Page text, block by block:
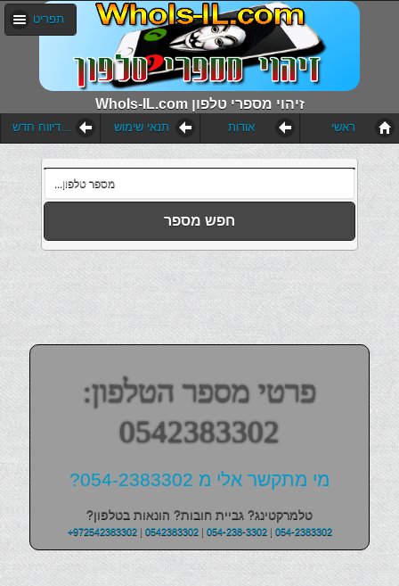
WhoIs-IL.com זיהוי מספרי טלפון
תפריט
הוסף דיווח חדש תנאי שימוש אודות ראשי
חפש מספר
פרטי מספר הטלפון:
0542383302
מי מתקשר אלי מ 054-2383302?
טלמרקטינג? גביית חובות? הונאות בטלפון?
+972542383302| 0542383302| 054-238-3302| 054-2383302